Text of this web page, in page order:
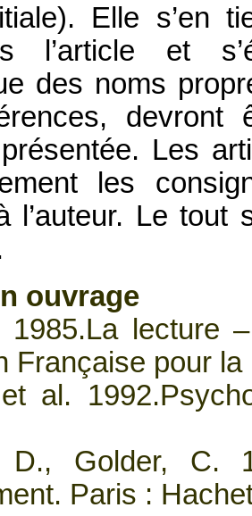
Elle s’en
l’article et
des noms
Les
les
l’auteur. Le
ouvrage
1985.La lecture
Française pour la
al.
D., Golder, C.
Paris :